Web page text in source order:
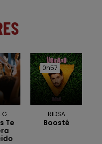
G
Te
0h57
0h57
RIDSA
Boosté